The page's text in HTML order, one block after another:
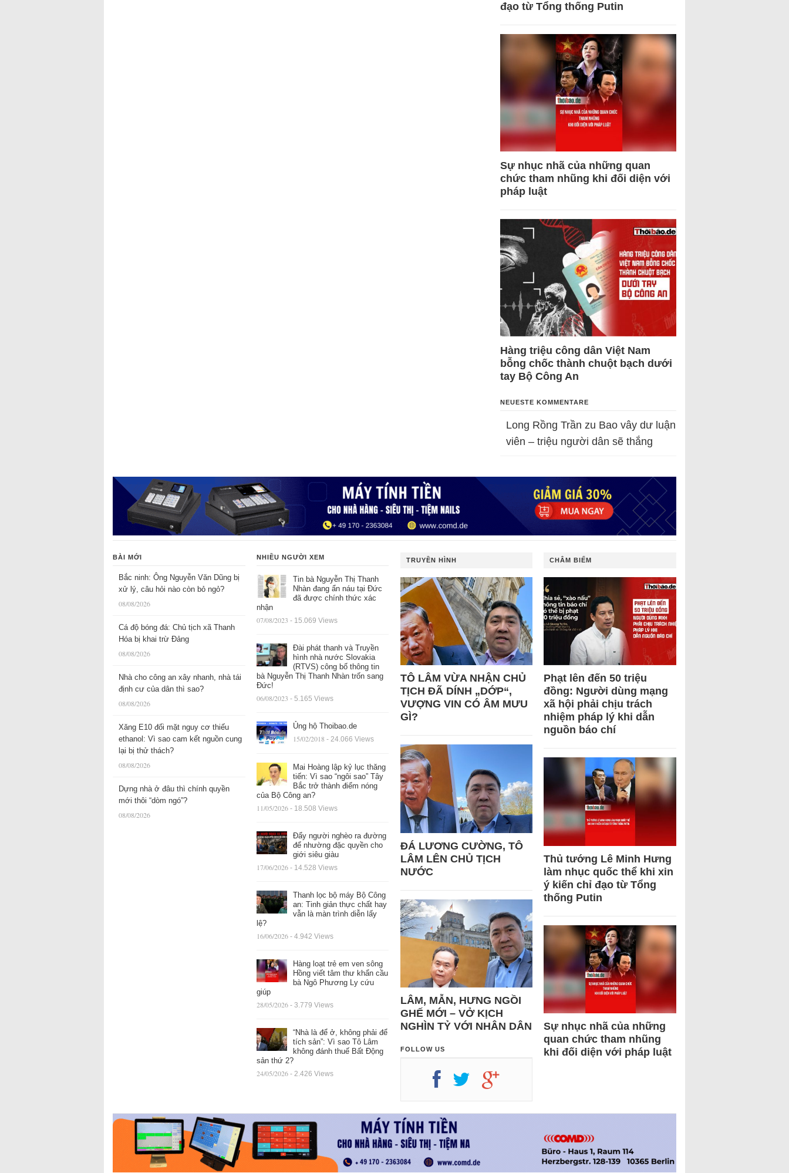
đạo từ Tổng thống Putin
Sự nhục nhã của những quan
chức tham nhũng khi đối diện với
pháp luật
Hàng triệu công dân Việt Nam
bỗng chốc thành chuột bạch dưới
tay Bộ Công An
NEUESTE KOMMENTARE
Long Rồng Trần zu Bao vây dư luận
viên – triệu người dân sẽ thắng
BÀI MỚI
Bắc ninh: Ông Nguyễn Văn Dũng bị
xử lý, câu hỏi nào còn bỏ ngỏ?
08/08/2026
Cá độ bóng đá: Chủ tịch xã Thanh
Hóa bị khai trừ Đảng
08/08/2026
Nhà cho công an xây nhanh, nhà tái
định cư của dân thì sao?
08/08/2026
Xăng E10 đối mặt nguy cơ thiếu
ethanol: Vì sao cam kết nguồn cung
lại bị thử thách?
08/08/2026
Dựng nhà ở đâu thì chính quyền
mới thôi “dòm ngó”?
08/08/2026
NHIỀU NGƯỜI XEM
Tin bà Nguyễn Thị Thanh
Nhàn đang ẩn náu tại Đức
đã được chính thức xác
nhận
07/08/2023 - 15.069 Views
Đài phát thanh và Truyền
hình nhà nước Slovakia
(RTVS) công bố thông tin
bà Nguyễn Thị Thanh Nhàn trốn sang
Đức!
06/08/2023 - 5.165 Views
Ủng hộ Thoibao.de
15/02/2018 - 24.066 Views
Mai Hoàng lập kỷ lục thăng
tiến: Vì sao “ngôi sao” Tây
Bắc trở thành điểm nóng
của Bộ Công an?
11/05/2026 - 18.508 Views
Đẩy người nghèo ra đường
để nhường đặc quyền cho
giới siêu giàu
17/06/2026 - 14.528 Views
Thanh lọc bộ máy Bộ Công
an: Tinh giản thực chất hay
vẫn là màn trình diễn lấy
lệ?
16/06/2026 - 4.942 Views
Hàng loạt trẻ em ven sông
Hồng viết tâm thư khẩn cầu
bà Ngô Phương Ly cứu
giúp
28/05/2026 - 3.779 Views
“Nhà là để ở, không phải để
tích sản”: Vì sao Tô Lâm
không đánh thuế Bất Động
sản thứ 2?
24/05/2026 - 2.426 Views
TRUYỀN HÌNH
TÔ LÂM VỪA NHẬN CHỦ
TỊCH ĐÃ DÍNH „DỚP“,
VƯỢNG VIN CÓ ÂM MƯU
GÌ?
ĐÁ LƯƠNG CƯỜNG, TÔ
LÂM LÊN CHỦ TỊCH
NƯỚC
LÂM, MẪN, HƯNG NGỒI
GHẾ MỚI – VỞ KỊCH
NGHÌN TỶ VỚI NHÂN DÂN
FOLLOW US
CHÂM BIẾM
Phạt lên đến 50 triệu
đồng: Người dùng mạng
xã hội phải chịu trách
nhiệm pháp lý khi dẫn
nguồn báo chí
Thủ tướng Lê Minh Hưng
làm nhục quốc thể khi xin
ý kiến chỉ đạo từ Tổng
thống Putin
Sự nhục nhã của những
quan chức tham nhũng
khi đối diện với pháp luật